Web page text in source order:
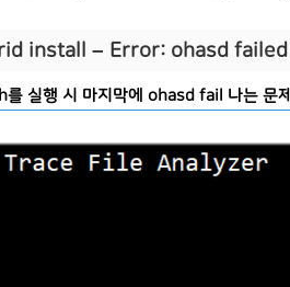
install – Error: ohasd
실행 시 마지막에 ohasd fail 나는 문제